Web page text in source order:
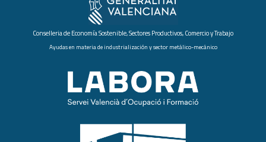
Conselleria de Economía Sostenible, Sectores Productivos, Comercio y Trabajo
Ayudas en materia de industrialización y sector metálico-mecánico